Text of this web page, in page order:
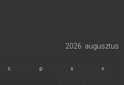
2026. augusztus
c p s v